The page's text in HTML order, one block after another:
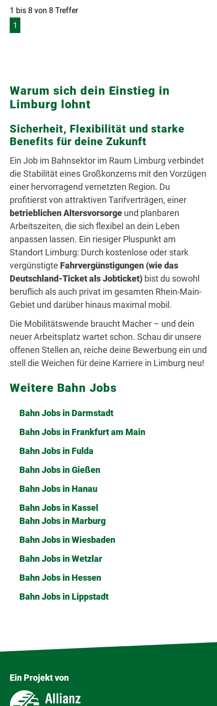
Warum sich dein Einstieg in
Limburg lohnt
Sicherheit, Flexibilität und starke
Benefits für deine Zukunft
Ein Job im Bahnsektor im Raum Limburg verbindet
die Stabilität eines Großkonzerns mit den Vorzügen
einer hervorragend vernetzten Region. Du
profitierst von attraktiven Tarifverträgen, einer
betrieblichen Altersvorsorge und planbaren
Arbeitszeiten, die sich flexibel an dein Leben
anpassen lassen. Ein riesiger Pluspunkt am
Standort Limburg: Durch kostenlose oder stark
vergünstigte Fahrvergünstigungen (wie das
Deutschland-Ticket als Jobticket) bist du sowohl
beruflich als auch privat im gesamten Rhein-Main-
Gebiet und darüber hinaus maximal mobil.
Die Mobilitätswende braucht Macher – und dein
neuer Arbeitsplatz wartet schon. Schau dir unsere
offenen Stellen an, reiche deine Bewerbung ein und
stell die Weichen für deine Karriere in Limburg neu!
Weitere Bahn Jobs
Bahn Jobs in Darmstadt
Bahn Jobs in Frankfurt am Main
Bahn Jobs in Fulda
Bahn Jobs in Gießen
Bahn Jobs in Hanau
Bahn Jobs in Kassel
Bahn Jobs in Marburg
Bahn Jobs in Wiesbaden
Bahn Jobs in Wetzlar
Bahn Jobs in Hessen
Bahn Jobs in Lippstadt
Ein Projekt von